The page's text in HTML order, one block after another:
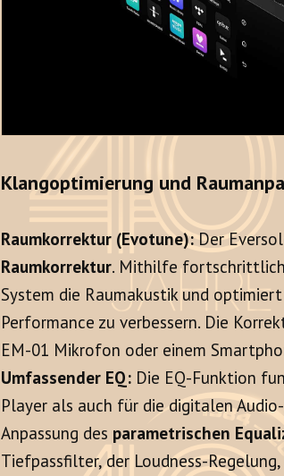
Klangoptimierung und
Raumkorrektur (Evotune):Der
Raumkorrektur. Mithilfe
System die Raumakustik und
Performance zu verbessern. Die
EM-01 Mikrofon oder einem
Umfassender EQ: Die EQ-Funktion
Player als auch für die digitalen
Anpassung des parametrischen
Tiefpassfilter, der Loudness-